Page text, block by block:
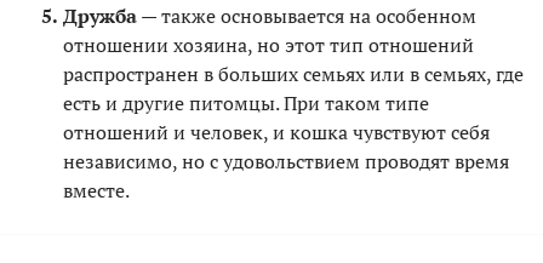
Дружба— также основывается на особенном
отношении хозяина, но этот тип отношений
распространен в больших семьях или в семьях, где
есть и другие питомцы. При таком типе
отношений и человек, и кошка чувствуют себя
независимо, но с удовольствием проводят время
вместе.